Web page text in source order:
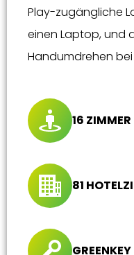
Play-zugängliche
einen Laptop, und
Handumdrehen bei
16 ZIMMER
81
GREENKEY